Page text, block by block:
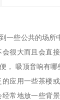
一些公共的场所
很大而且会直
， 吸顶音响有哪
应用一些茶楼
常地放一些背